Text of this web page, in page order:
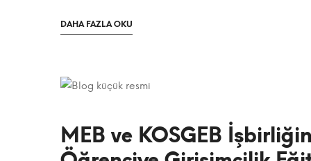
YKS
Öğrencilerin
Motivasyonu
ve
DAHA FAZLA OKU
MAKALE
MEB ve KOSGEB